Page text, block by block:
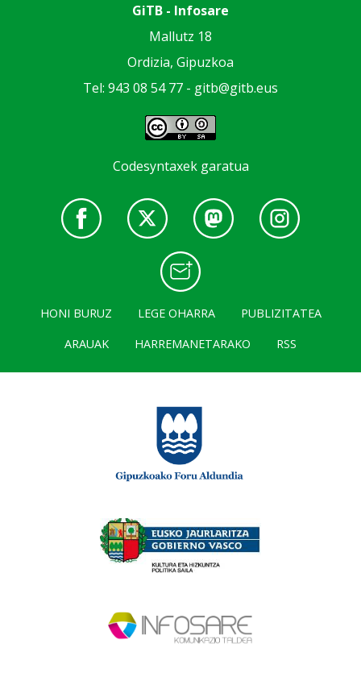
GiTB - Infosare
Mallutz 18
Ordizia, Gipuzkoa
Tel: 943 08 54 77 - gitb@gitb.eus
Codesyntaxek garatua
HONI BURUZ LEGE OHARRA
PUBLIZITATEA
ARAUAK
HARREMANETARAKO RSS